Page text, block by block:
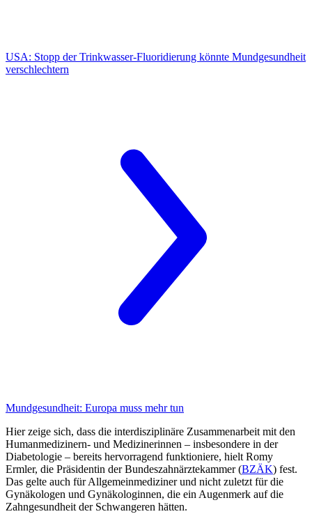
USA: Stopp der Trinkwasser-Fluoridierung könnte Mundgesundheit
verschlechtern
Mundgesundheit: Europa muss mehr tun
Hier zeige sich, dass die interdisziplinäre Zusammenarbeit mit den
Humanmedizinern- und Medizinerinnen – insbesondere in der
Diabetologie – bereits hervorragend funktioniere, hielt Romy
Ermler, die Präsidentin der Bundeszahnärztekammer (BZÄK) fest.
Das gelte auch für Allgemeinmediziner und nicht zuletzt für die
Gynäkologen und Gynäkologinnen, die ein Augenmerk auf die
Zahngesundheit der Schwangeren hätten.